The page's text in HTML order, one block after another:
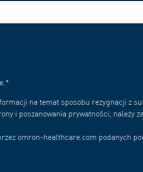
*
na temat sposobu rezygnacji z
i poszanowania prywatności, należy
omron-healthcare.com podanych